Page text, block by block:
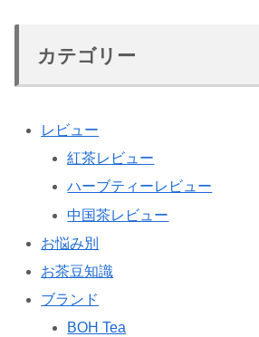
カテゴリー
レビュー
紅茶レビュー
ハーブティーレビュー
中国茶レビュー
お悩み別
お茶豆知識
ブランド
BOH Tea